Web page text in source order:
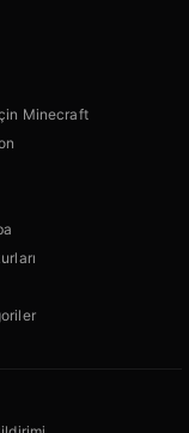
Minecraft